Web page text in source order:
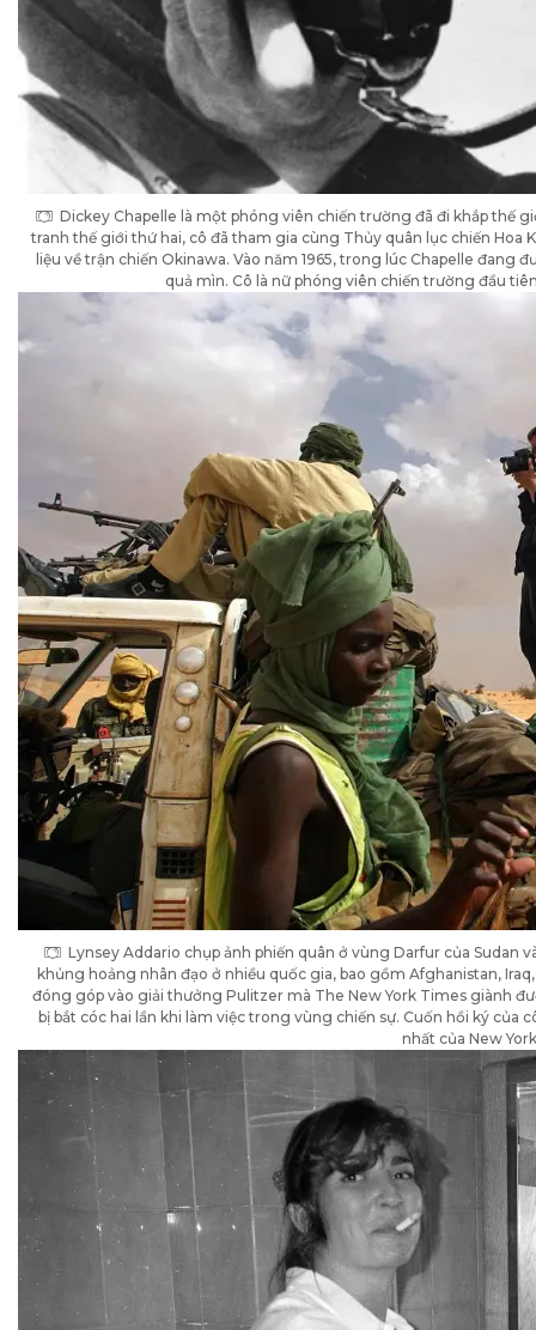
Dickey Chapelle là một phóng viên chiến trường đã đi khắp thế
tranh thế giới thứ hai, cô đã tham gia cùng Thủy quân lục chiến
liệu về trận chiến Okinawa. Vào năm 1965, trong lúc Chapelle đang
quả mìn. Cô là nữ phóng viên chiến trường đầu
Lynsey Addario chụp ảnh phiến quân ở vùng Darfur của Sudan
khủng hoảng nhân đạo ở nhiều quốc gia, bao gồm Afghanistan,
đóng góp vào giải thưởng Pulitzer mà The New York Times giành
bị bắt cóc hai lần khi làm việc trong vùng chiến sự. Cuốn hồi ký của
nhất của New